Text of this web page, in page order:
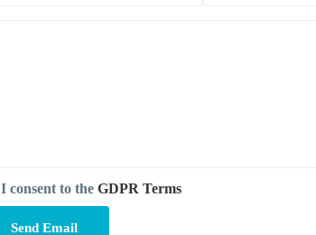
I consent to the GDPR Terms